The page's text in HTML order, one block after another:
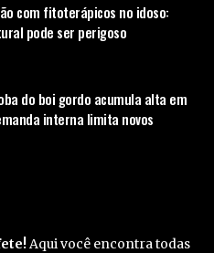
com fitoterápicos no idoso:
pode ser perigoso
do boi gordo acumula alta em
interna limita novos
Aqui você encontra todas